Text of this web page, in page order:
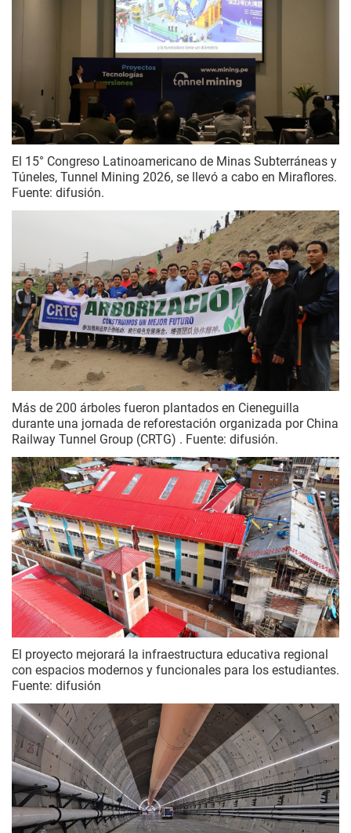
El 15° Congreso Latinoamericano de Minas Subterráneas y
Túneles, Tunnel Mining 2026, se llevó a cabo en Miraflores.
Fuente: difusión.
Más de 200 árboles fueron plantados en Cieneguilla
durante una jornada de reforestación organizada por China
Railway Tunnel Group (CRTG) . Fuente: difusión.
El proyecto mejorará la infraestructura educativa regional
con espacios modernos y funcionales para los estudiantes.
Fuente: difusión